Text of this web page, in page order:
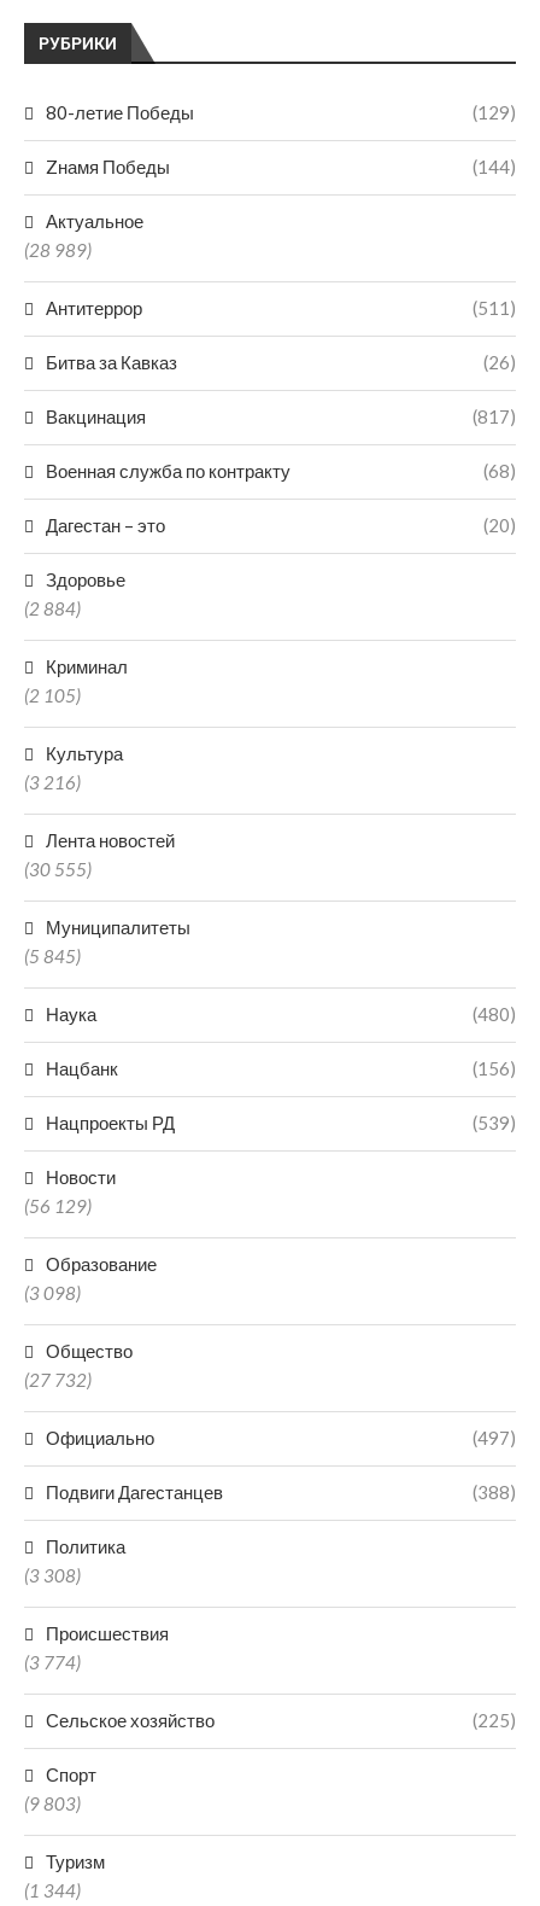
РУБРИКИ
80-летие Победы (129)
Zнамя Победы (144)
Актуальное
(28 989)
Антитеррор (511)
Битва за Кавказ (26)
Вакцинация (817)
Военная служба по контракту (68)
Дагестан – это (20)
Здоровье
(2 884)
Криминал
(2 105)
Культура
(3 216)
Лента новостей
(30 555)
Муниципалитеты
(5 845)
Наука (480)
Нацбанк (156)
Нацпроекты РД (539)
Новости
(56 129)
Образование
(3 098)
Общество
(27 732)
Официально (497)
Подвиги Дагестанцев (388)
Политика
(3 308)
Происшествия
(3 774)
Сельское хозяйство (225)
Спорт
(9 803)
Туризм
(1 344)